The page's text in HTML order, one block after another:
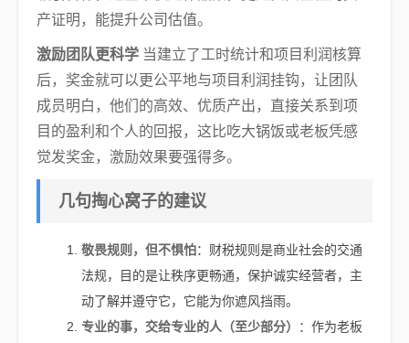
产证明，能提升公司估值。
激励团队更科学 当建立了工时统计和项目利润核算
后，奖金就可以更公平地与项目利润挂钩，让团队
成员明白，他们的高效、优质产出，直接关系到项
目的盈利和个人的回报，这比吃大锅饭或老板凭感
觉发奖金，激励效果要强得多。
几句掏心窝子的建议
敬畏规则，但不惧怕：财税规则是商业社会的交通
法规，目的是让秩序更畅通，保护诚实经营者，主
动了解并遵守它，它能为你遮风挡雨。
专业的事，交给专业的人（至少部分）
：作为老板